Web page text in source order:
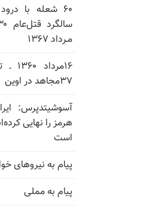
۶۰ شعله با
مـرداد ۱۳۶۷
۳۷مجاهد در اوین
آسوشیتدپرس:
هرمز را نهایی
است
پیام به نیروهای خواهان
پیام به مملی